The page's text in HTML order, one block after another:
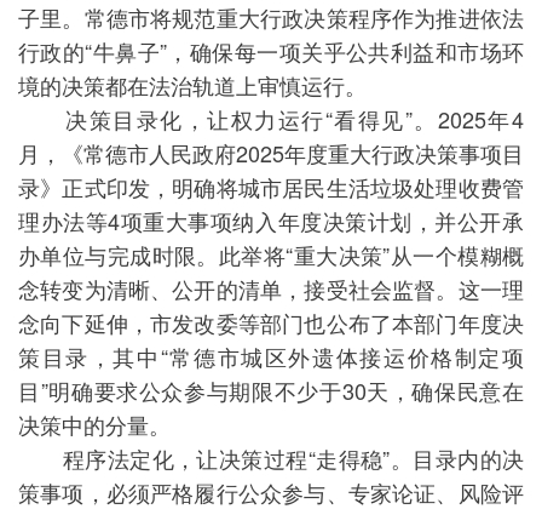
子里。常德市将规范重大行政决策程序作为推进依法
行政的“牛鼻子”，确保每一项关乎公共利益和市场环
境的决策都在法治轨道上审慎运行。
决策目录化，让权力运行“看得见”。2025年4
月，《常德市人民政府2025年度重大行政决策事项目
录》正式印发，明确将城市居民生活垃圾处理收费管
理办法等4项重大事项纳入年度决策计划，并公开承
办单位与完成时限。此举将“重大决策”从一个模糊概
念转变为清晰、公开的清单，接受社会监督。这一理
念向下延伸，市发改委等部门也公布了本部门年度决
策目录，其中“常德市城区外遗体接运价格制定项
目”明确要求公众参与期限不少于30天，确保民意在
决策中的分量。
程序法定化，让决策过程“走得稳”。目录内的决
策事项，必须严格履行公众参与、专家论证、风险评